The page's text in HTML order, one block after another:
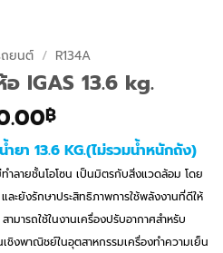
ถยนต์ / R134A
IGAS 13.6 kg.
฿.
฿Current
price
is:
4,400.00฿.
ยา 13.6 KG.(ไม่รวมน้ำหนักถัง)
ำลายชั้นโอโซน เป็นมิตรกับสิ่งแวดล้อม โดย
ะยังรักษาประสิทธิภาพการใช้พลังงานที่ดีให้
ามารถใช้ในงานเครื่องปรับอากาศสำหรับ
ชิงพาณิชย์ในอุตสาหกรรมเครื่องทำความเย็น